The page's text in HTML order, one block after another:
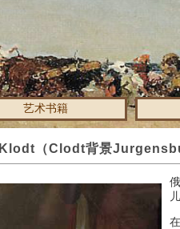
艺术书籍
Klodt（Clodt背景